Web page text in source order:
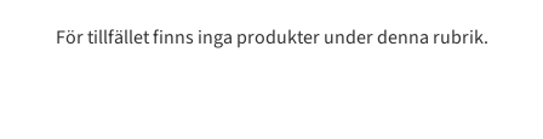
Produkter
För tillfället finns inga produkter under denna rubrik.